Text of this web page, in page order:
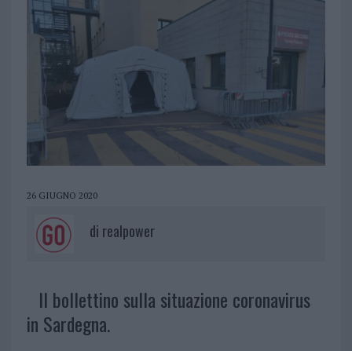
26 GIUGNO 2020
di realpower
Il bollettino sulla situazione coronavirus
in Sardegna.